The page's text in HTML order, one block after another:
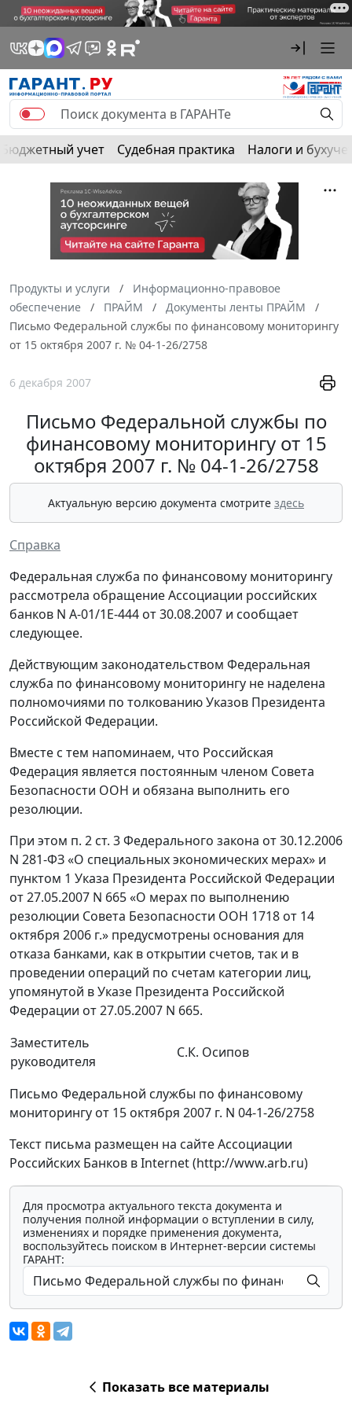
Бюджетный учет Судебная практика Налоги и
Продукты и услуги
Информационно-правовое
обеспечение
ПРАЙМ
Документы ленты ПРАЙМ
Письмо Федеральной службы по финансовому мониторингу
от 15 октября 2007 г. № 04-1-26/2758
6 декабря 2007
Письмо Федеральной службы по
финансовому мониторингу от 15
октября 2007 г. № 04-1-26/2758
Актуальную версию документа смотрите здесь
Справка
Федеральная служба по финансовому мониторингу
рассмотрела обращение Ассоциации российских
банков N А-01/1Е-444 от 30.08.2007 и сообщает
следующее.
Действующим законодательством Федеральная
служба по финансовому мониторингу не наделена
полномочиями по толкованию Указов Президента
Российской Федерации.
Вместе с тем напоминаем, что Российская
Федерация является постоянным членом Совета
Безопасности ООН и обязана выполнить его
резолюции.
При этом п. 2 ст. 3 Федерального закона от 30.12.2006
N 281-ФЗ «О специальных экономических мерах» и
пунктом 1 Указа Президента Российской Федерации
от 27.05.2007 N 665 «О мерах по выполнению
резолюции Совета Безопасности ООН 1718 от 14
октября 2006 г.» предусмотрены основания для
отказа банками, как в открытии счетов, так и в
проведении операций по счетам категории лиц,
упомянутой в Указе Президента Российской
Федерации от 27.05.2007 N 665.
Заместитель
руководителя
С.К. Осипов
Письмо Федеральной службы по финансовому
мониторингу от 15 октября 2007 г. N 04-1-26/2758
Текст письма размещен на сайте Ассоциации
Российских Банков в Internet (http://www.arb.ru)
Для просмотра актуального текста документа и
получения полной информации о вступлении в силу,
изменениях и порядке применения документа,
воспользуйтесь поиском в Интернет-версии системы
ГАРАНТ:
Показать все материалы